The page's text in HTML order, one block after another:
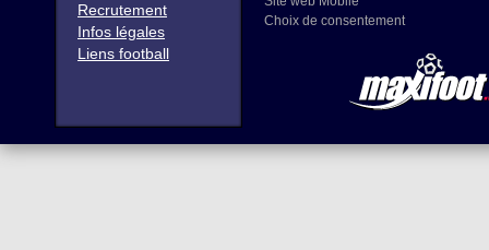
Recrutement
Infos légales
Liens football
Choix de consentement